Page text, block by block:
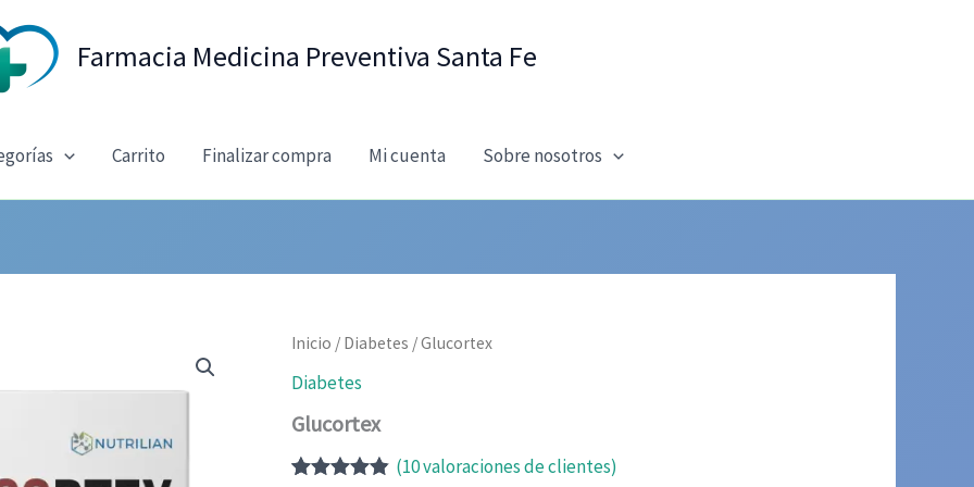
Farmacia Medicina Preventiva Santa Fe
Carrito Finalizar compra Mi cuenta Sobre nosotros
Inicio / Diabetes / Glucortex
Diabetes
Glucortex
(10valoraciones de clientes)